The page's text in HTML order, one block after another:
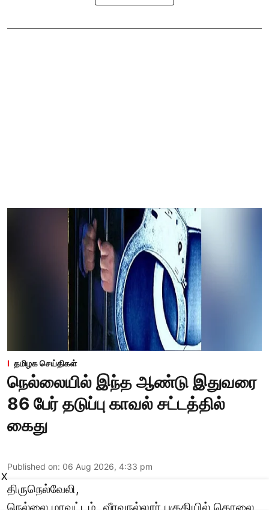
தமிழக செய்திகள்
நெல்லையில் இந்த ஆண்டு இதுவரை
86 பேர் தடுப்பு காவல் சட்டத்தில்
கைது
Published on: 06 Aug 2026, 4:33 pm
திருநெல்வேலி,
X